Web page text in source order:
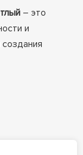
– это
и